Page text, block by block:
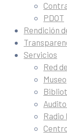
PDOT
Rendición
Servicios
Red
Museo
Radio